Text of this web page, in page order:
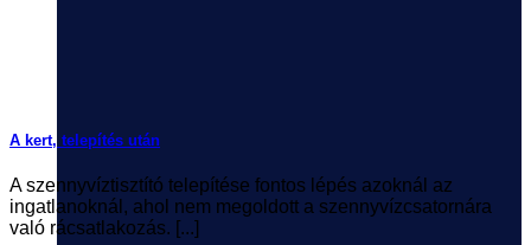
A kert, telepítés után
A szennyvíztisztító telepítése fontos lépés azoknál az
ingatlanoknál, ahol nem megoldott a szennyvízcsatornára
való rácsatlakozás. [...]